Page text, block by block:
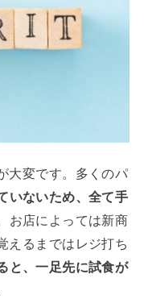
大変です。多くのパ
いないため、全て手
お店によっては新商
えるまではレジ打ち
と、一足先に試食が